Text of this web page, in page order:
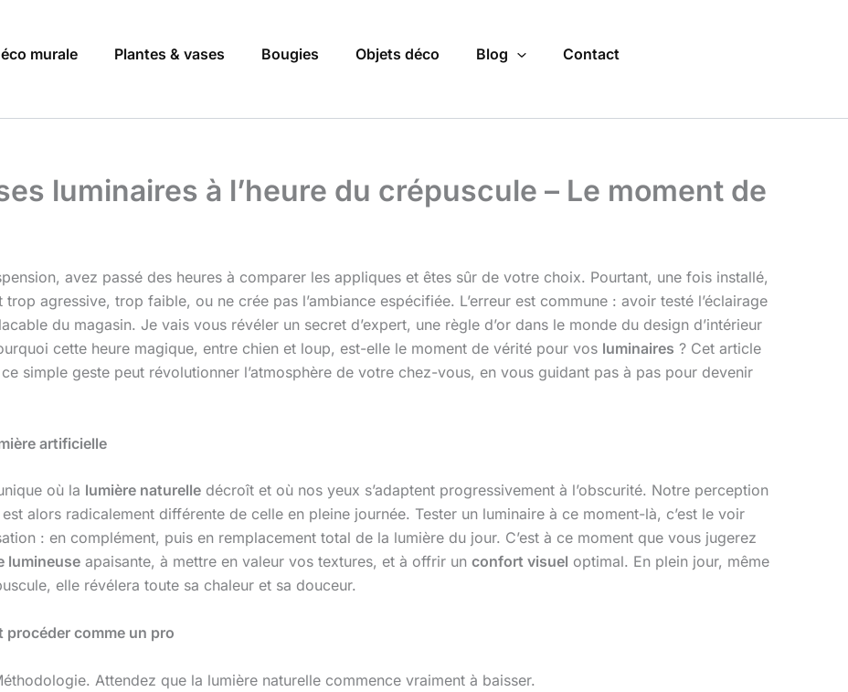
murale Plantes & vases Bougies Objets déco Blog Contact
luminaires à l’heure du crépuscule – Le moment de
avez passé des heures à comparer les appliques et êtes sûr de votre choix. Pourtant, une fois installé,
agressive, trop faible, ou ne crée pas l’ambiance espécifiée. L’erreur est commune : avoir testé l’éclairage
du magasin. Je vais vous révéler un secret d’expert, une règle d’or dans le monde du design d’intérieur
cette heure magique, entre chien et loup, est-elle le moment de vérité pour vos luminaires ? Cet article
simple geste peut révolutionner l’atmosphère de votre chez-vous, en vous guidant pas à pas pour devenir
artificielle
où la lumière naturelle décroît et où nos yeux s’adaptent progressivement à l’obscurité. Notre perception
alors radicalement différente de celle en pleine journée. Tester un luminaire à ce moment-là, c’est le voir
: en complément, puis en remplacement total de la lumière du jour. C’est à ce moment que vous jugerez
lumineuse apaisante, à mettre en valeur vos textures, et à offrir un confort visuel optimal. En plein jour, même
elle révélera toute sa chaleur et sa douceur.
comme un pro
Attendez que la lumière naturelle commence vraiment à baisser.